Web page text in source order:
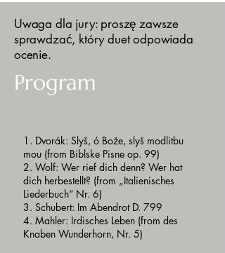
Uwaga dla jury: proszę zawsze
sprawdzać, który duet odpowiada
ocenie.
Program
1. Dvorák: Slyš, ó Bože, slyš modlitbu
mou (from Biblske Pisne op. 99)
2. Wolf: Wer rief dich denn? Wer hat
dich herbestellt? (from „Italienisches
Liederbuch“ Nr. 6)
3. Schubert: Im Abendrot D. 799
4. Mahler: Irdisches Leben (from des
Knaben Wunderhorn, Nr. 5)